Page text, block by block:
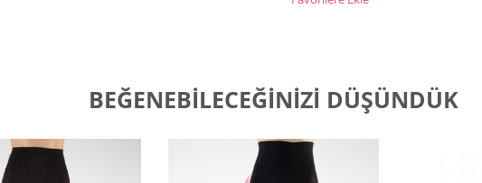
BEĞENEBILECEĞINIZI DÜŞÜNDÜK